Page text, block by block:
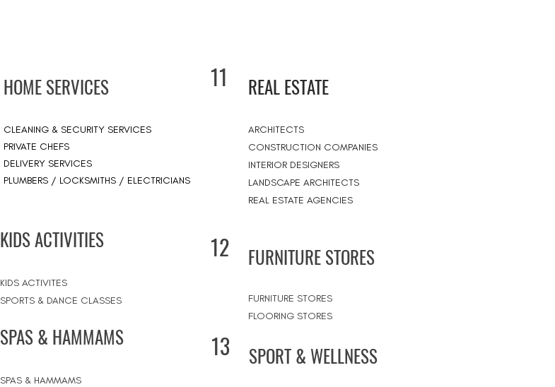
HOME SERVICES
CLEANING & SECURITY SERVICES
PRIVATE CHEFS
DELIVERY SERVICES
PLUMBERS / LOCKSMITHS / ELECTRICIANS
11 REAL ESTATE
ARCHITECTS
CONSTRUCTION COMPANIES
INTERIOR DESIGNERS
LANDSCAPE ARCHITECTS
REAL ESTATE AGENCIES
KIDS ACTIVITIES
KIDS ACTIVITES
SPORTS & DANCE CLASSES
12 FURNITURE STORES
FURNITURE STORES
FLOORING STORES
SPAS & HAMMAMS
SPAS & HAMMAMS
13 SPORT & WELLNESS